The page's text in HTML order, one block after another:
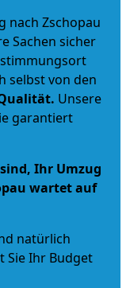
nach Zschopau
Sachen sicher
selbst von den
. Unsere
garantiert
Ihr Umzug
wartet auf
natürlich
Sie Ihr Budget